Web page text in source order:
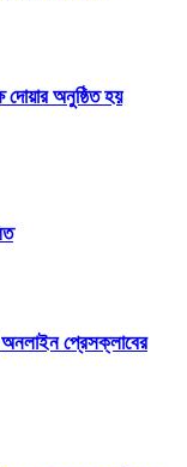
অনুষ্ঠিত হয়
অনলাইন প্রেসক্লাবের